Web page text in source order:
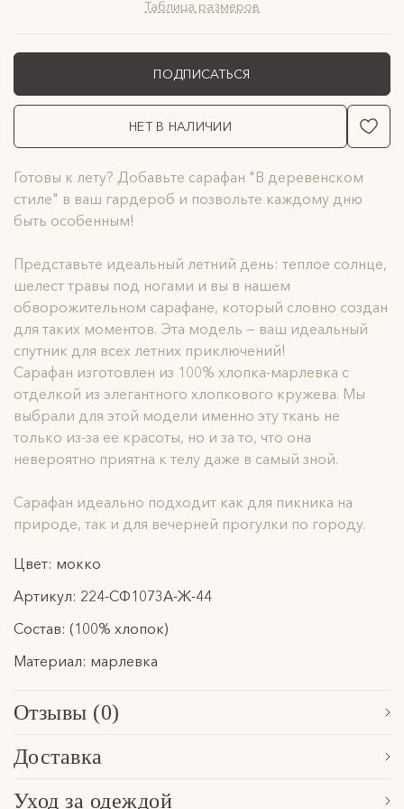
Таблица размеров
ПОДПИСАТЬСЯ
НЕТ В НАЛИЧИИ
Готовы к лету? Добавьте сарафан "В деревенском
стиле" в ваш гардероб и позвольте каждому дню
быть особенным!
Представьте идеальный летний день: теплое солнце,
шелест травы под ногами и вы в нашем
обворожительном сарафане, который словно создан
для таких моментов. Эта модель — ваш идеальный
спутник для всех летних приключений!
Сарафан изготовлен из 100% хлопка-марлевка с
отделкой из элегантного хлопкового кружева. Мы
выбрали для этой модели именно эту ткань не
только из-за ее красоты, но и за то, что она
невероятно приятна к телу даже в самый зной.
Сарафан идеально подходит как для пикника на
природе, так и для вечерней прогулки по городу.
Цвет: мокко
Артикул: 224-СФ1073А-Ж-44
Состав: (100% хлопок)
Материал: марлевка
Отзывы (0)
Сначала новые
Доставка
Обработка заказа, формирование посылки и последующая
Уход за одеждой